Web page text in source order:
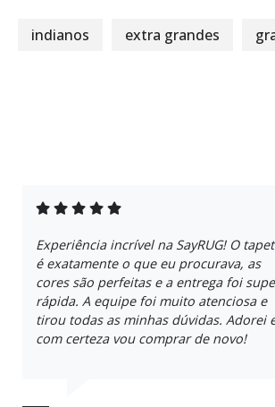
indianos extra grandes
Experiência incrível na SayRUG! O
é exatamente o que eu procurava, as
cores são perfeitas e a entrega foi
rápida. A equipe foi muito atenciosa e
tirou todas as minhas dúvidas. Adorei
com certeza vou comprar de novo!